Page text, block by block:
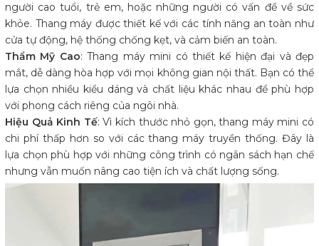
người cao tuổi, trẻ em, hoặc những người có vấn đề về sức
khỏe. Thang máy được thiết kế với các tính năng an toàn như
cửa tự động, hệ thống chống kẹt, và cảm biến an toàn.
Thẩm Mỹ Cao: Thang máy mini có thiết kế hiện đại và đẹp
mắt, dễ dàng hòa hợp với mọi không gian nội thất. Bạn có thể
lựa chọn nhiều kiểu dáng và chất liệu khác nhau để phù hợp
với phong cách riêng của ngôi nhà.
Hiệu Quả Kinh Tế: Vì kích thước nhỏ gọn, thang máy mini có
chi phí thấp hơn so với các thang máy truyền thống. Đây là
lựa chọn phù hợp với những công trình có ngân sách hạn chế
nhưng vẫn muốn nâng cao tiện ích và chất lượng sống.